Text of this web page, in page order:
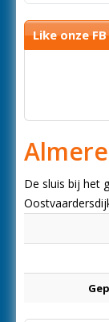
Like onze
Almere
De sluis bij het